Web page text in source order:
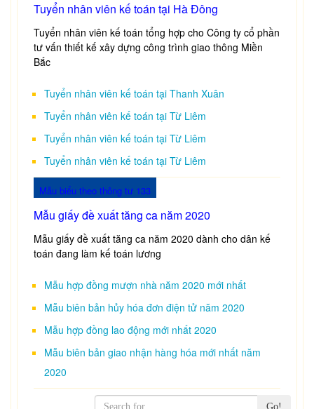
Tuyển nhân viên kế toán tại Hà Đông
Tuyển nhân viên kế toán tổng hợp cho Công ty cổ phần
tư vấn thiết kế xây dựng công trình giao thông Miền
Bắc
Tuyển nhân viên kế toán tại Thanh Xuân
Tuyển nhân viên kế toán tại Từ Liêm
Tuyển nhân viên kế toán tại Từ Liêm
Tuyển nhân viên kế toán tại Từ Liêm
Mẫu biểu theo thông tư 133
Mẫu giấy đề xuất tăng ca năm 2020
Mẫu giấy đề xuất tăng ca năm 2020 dành cho dân kế
toán đang làm kế toán lương
Mẫu hợp đồng mượn nhà năm 2020 mới nhất
Mẫu biên bản hủy hóa đơn điện tử năm 2020
Mẫu hợp đồng lao động mới nhất 2020
Mẫu biên bản giao nhận hàng hóa mới nhất năm
2020
Go!